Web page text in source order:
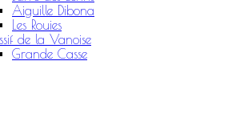
Aiguille Dibona
Les Rouies
de la Vanoise
Grande Casse